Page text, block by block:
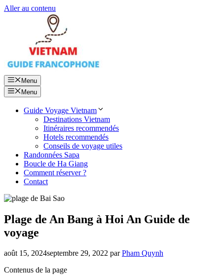
Aller au contenu
Menu
Menu
Guide Voyage Vietnam
Destinations Vietnam
Itinéraires recommendés
Hotels recommendés
Conseils de voyage utiles
Randonnées Sapa
Boucle de Ha Giang
Comment réserver ?
Contact
Plage de An Bang à Hoi An Guide de
voyage
août 15, 2024septembre 29, 2022 parPham Quynh
Contenus de la page